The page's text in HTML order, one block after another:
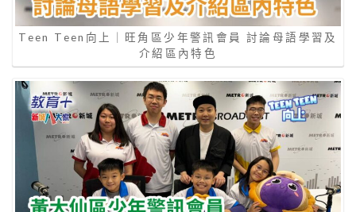
Teen Teen向上｜旺角區少年警訊會員 討論母語學習及
介紹區內特色